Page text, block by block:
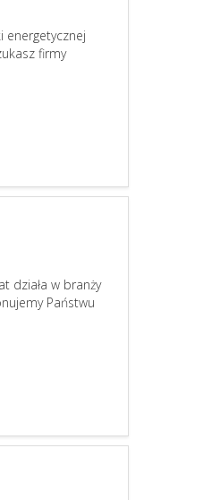
energetycznej
firmy
działa w branży
Państwu